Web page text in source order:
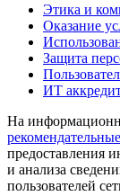
Этика и
Оказание
Защита
ИТ
На
предоставления
и анализа
пользователей